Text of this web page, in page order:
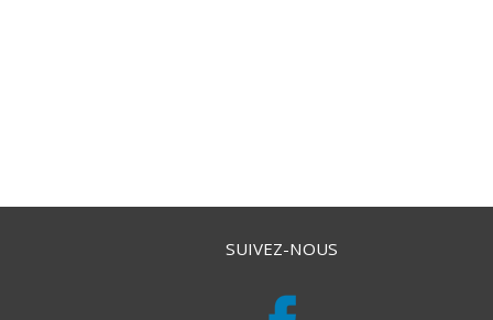
SUIVEZ-NOUS